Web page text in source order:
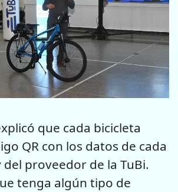
que cada bicicleta
QR con los datos de cada
proveedor de la TuBi.
tenga algún tipo de